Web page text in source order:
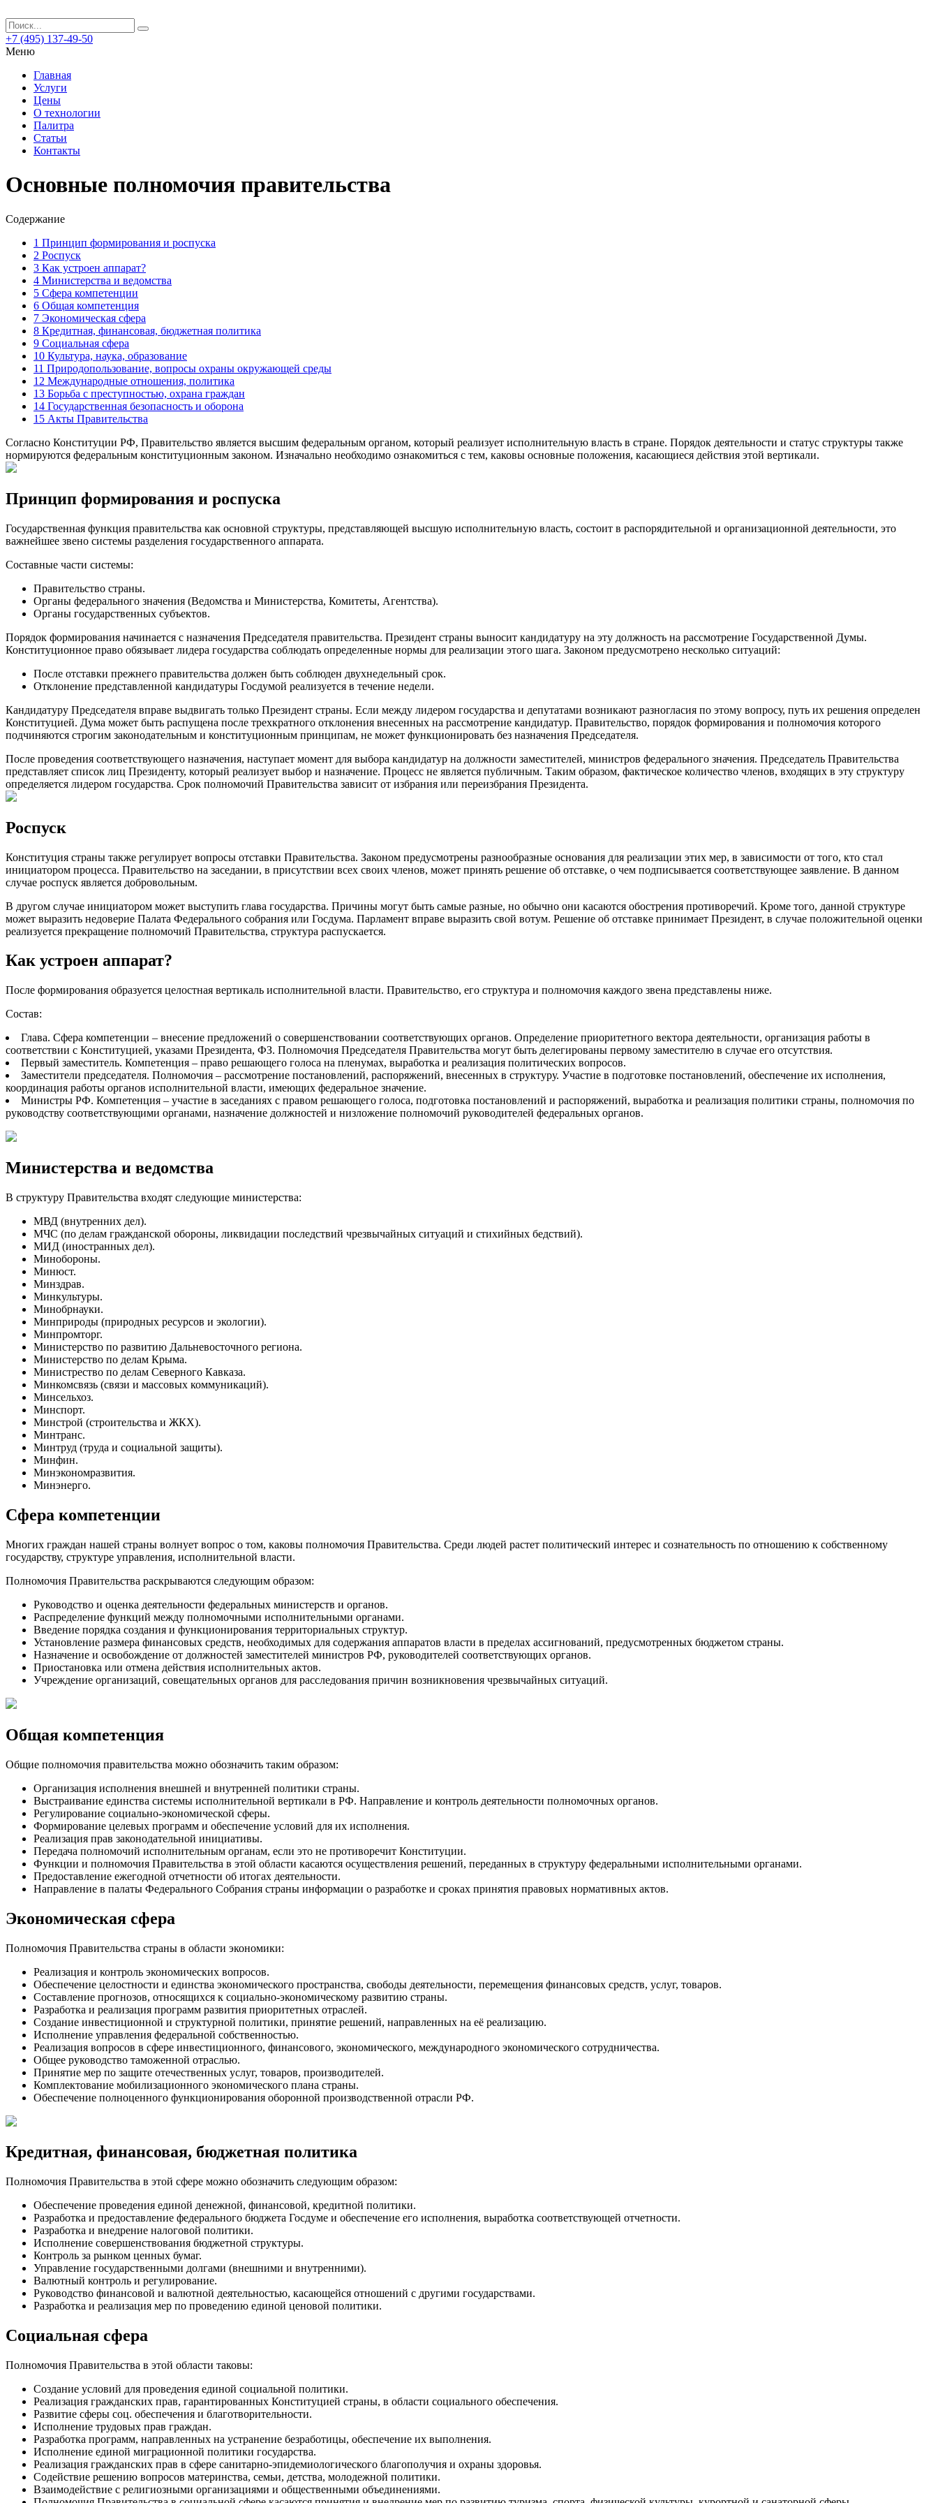
+7 (495) 137-49-50
Меню
Главная
Услуги
Цены
О технологии
Палитра
Статьи
Контакты
Основные полномочия правительства
Содержание
1 Принцип формирования и роспуска
2 Роспуск
3 Как устроен аппарат?
4 Министерства и ведомства
5 Сфера компетенции
6 Общая компетенция
7 Экономическая сфера
8 Кредитная, финансовая, бюджетная политика
9 Социальная сфера
10 Культура, наука, образование
11 Природопользование, вопросы охраны окружающей среды
12 Международные отношения, политика
13 Борьба с преступностью, охрана граждан
14 Государственная безопасность и оборона
15 Акты Правительства
Согласно Конституции РФ, Правительство является высшим федеральным органом, который реализует исполнительную власть в стране. Порядок деятельности и статус структуры также
нормируются федеральным конституционным законом. Изначально необходимо ознакомиться с тем, каковы основные положения, касающиеся действия этой вертикали.
Принцип формирования и роспуска
Государственная функция правительства как основной структуры, представляющей высшую исполнительную власть, состоит в распорядительной и организационной деятельности, это
важнейшее звено системы разделения государственного аппарата.
Составные части системы:
Правительство страны.
Органы федерального значения (Ведомства и Министерства, Комитеты, Агентства).
Органы государственных субъектов.
Порядок формирования начинается с назначения Председателя правительства. Президент страны выносит кандидатуру на эту должность на рассмотрение Государственной Думы.
Конституционное право обязывает лидера государства соблюдать определенные нормы для реализации этого шага. Законом предусмотрено несколько ситуаций:
После отставки прежнего правительства должен быть соблюден двухнедельный срок.
Отклонение представленной кандидатуры Госдумой реализуется в течение недели.
Кандидатуру Председателя вправе выдвигать только Президент страны. Если между лидером государства и депутатами возникают разногласия по этому вопросу, путь их решения определен
Конституцией. Дума может быть распущена после трехкратного отклонения внесенных на рассмотрение кандидатур. Правительство, порядок формирования и полномочия которого
подчиняются строгим законодательным и конституционным принципам, не может функционировать без назначения Председателя.
После проведения соответствующего назначения, наступает момент для выбора кандидатур на должности заместителей, министров федерального значения. Председатель Правительства
представляет список лиц Президенту, который реализует выбор и назначение. Процесс не является публичным. Таким образом, фактическое количество членов, входящих в эту структуру
определяется лидером государства. Срок полномочий Правительства зависит от избрания или переизбрания Президента.
Роспуск
Конституция страны также регулирует вопросы отставки Правительства. Законом предусмотрены разнообразные основания для реализации этих мер, в зависимости от того, кто стал
инициатором процесса. Правительство на заседании, в присутствии всех своих членов, может принять решение об отставке, о чем подписывается соответствующее заявление. В данном
случае роспуск является добровольным.
В другом случае инициатором может выступить глава государства. Причины могут быть самые разные, но обычно они касаются обострения противоречий. Кроме того, данной структуре
может выразить недоверие Палата Федерального собрания или Госдума. Парламент вправе выразить свой вотум. Решение об отставке принимает Президент, в случае положительной оценки
реализуется прекращение полномочий Правительства, структура распускается.
Как устроен аппарат?
После формирования образуется целостная вертикаль исполнительной власти. Правительство, его структура и полномочия каждого звена представлены ниже.
Состав:
Глава. Сфера компетенции – внесение предложений о совершенствовании соответствующих органов. Определение приоритетного вектора деятельности, организация работы в
соответствии с Конституцией, указами Президента, ФЗ. Полномочия Председателя Правительства могут быть делегированы первому заместителю в случае его отсутствия.
Первый заместитель. Компетенция – право решающего голоса на пленумах, выработка и реализация политических вопросов.
Заместители председателя. Полномочия – рассмотрение постановлений, распоряжений, внесенных в структуру. Участие в подготовке постановлений, обеспечение их исполнения,
координация работы органов исполнительной власти, имеющих федеральное значение.
Министры РФ. Компетенция – участие в заседаниях с правом решающего голоса, подготовка постановлений и распоряжений, выработка и реализация политики страны, полномочия по
руководству соответствующими органами, назначение должностей и низложение полномочий руководителей федеральных органов.
Министерства и ведомства
В структуру Правительства входят следующие министерства:
МВД (внутренних дел).
МЧС (по делам гражданской обороны, ликвидации последствий чрезвычайных ситуаций и стихийных бедствий).
МИД (иностранных дел).
Минобороны.
Минюст.
Минздрав.
Минкультуры.
Минобрнауки.
Минприроды (природных ресурсов и экологии).
Минпромторг.
Министерство по развитию Дальневосточного региона.
Министерство по делам Крыма.
Министрество по делам Северного Кавказа.
Минкомсвязь (связи и массовых коммуникаций).
Минсельхоз.
Минспорт.
Минстрой (строительства и ЖКХ).
Минтранс.
Минтруд (труда и социальной защиты).
Минфин.
Минэкономразвития.
Минэнерго.
Сфера компетенции
Многих граждан нашей страны волнует вопрос о том, каковы полномочия Правительства. Среди людей растет политический интерес и сознательность по отношению к собственному
государству, структуре управления, исполнительной власти.
Полномочия Правительства раскрываются следующим образом:
Руководство и оценка деятельности федеральных министерств и органов.
Распределение функций между полномочными исполнительными органами.
Введение порядка создания и функционирования территориальных структур.
Установление размера финансовых средств, необходимых для содержания аппаратов власти в пределах ассигнований, предусмотренных бюджетом страны.
Назначение и освобождение от должностей заместителей министров РФ, руководителей соответствующих органов.
Приостановка или отмена действия исполнительных актов.
Учреждение организаций, совещательных органов для расследования причин возникновения чрезвычайных ситуаций.
Общая компетенция
Общие полномочия правительства можно обозначить таким образом:
Организация исполнения внешней и внутренней политики страны.
Выстраивание единства системы исполнительной вертикали в РФ. Направление и контроль деятельности полномочных органов.
Регулирование социально-экономической сферы.
Формирование целевых программ и обеспечение условий для их исполнения.
Реализация прав законодательной инициативы.
Передача полномочий исполнительным органам, если это не противоречит Конституции.
Функции и полномочия Правительства в этой области касаются осуществления решений, переданных в структуру федеральными исполнительными органами.
Предоставление ежегодной отчетности об итогах деятельности.
Направление в палаты Федерального Собрания страны информации о разработке и сроках принятия правовых нормативных актов.
Экономическая сфера
Полномочия Правительства страны в области экономики:
Реализация и контроль экономических вопросов.
Обеспечение целостности и единства экономического пространства, свободы деятельности, перемещения финансовых средств, услуг, товаров.
Составление прогнозов, относящихся к социально-экономическому развитию страны.
Разработка и реализация программ развития приоритетных отраслей.
Создание инвестиционной и структурной политики, принятие решений, направленных на её реализацию.
Исполнение управления федеральной собственностью.
Реализация вопросов в сфере инвестиционного, финансового, экономического, международного экономического сотрудничества.
Общее руководство таможенной отраслью.
Принятие мер по защите отечественных услуг, товаров, производителей.
Комплектование мобилизационного экономического плана страны.
Обеспечение полноценного функционирования оборонной производственной отрасли РФ.
Кредитная, финансовая, бюджетная политика
Полномочия Правительства в этой сфере можно обозначить следующим образом:
Обеспечение проведения единой денежной, финансовой, кредитной политики.
Разработка и предоставление федерального бюджета Госдуме и обеспечение его исполнения, выработка соответствующей отчетности.
Разработка и внедрение налоговой политики.
Исполнение совершенствования бюджетной структуры.
Контроль за рынком ценных бумаг.
Управление государственными долгами (внешними и внутренними).
Валютный контроль и регулирование.
Руководство финансовой и валютной деятельностью, касающейся отношений с другими государствами.
Разработка и реализация мер по проведению единой ценовой политики.
Социальная сфера
Полномочия Правительства в этой области таковы:
Создание условий для проведения единой социальной политики.
Реализация гражданских прав, гарантированных Конституцией страны, в области социального обеспечения.
Развитие сферы соц. обеспечения и благотворительности.
Исполнение трудовых прав граждан.
Разработка программ, направленных на устранение безработицы, обеспечение их выполнения.
Исполнение единой миграционной политики государства.
Реализация гражданских прав в сфере санитарно-эпидемиологического благополучия и охраны здоровья.
Содействие решению вопросов материнства, семьи, детства, молодежной политики.
Взаимодействие с религиозными организациями и общественными объединениями.